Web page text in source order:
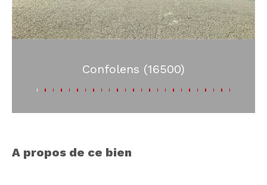
Confolens (16500)
a propos de ce bien